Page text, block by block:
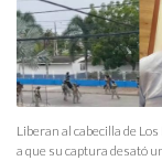
Liberan al cabecilla de Los
a que su captura desató